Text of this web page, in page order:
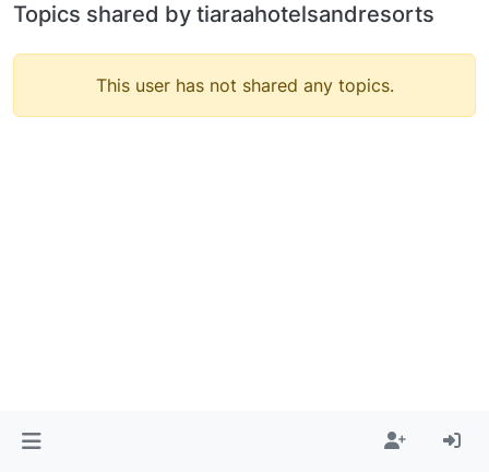
Topics shared by tiaraahotelsandresorts
This user has not shared any topics.